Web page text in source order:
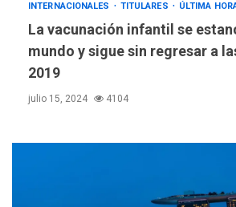
INTERNACIONALES TITULARES ÚLTIMA
La vacunación infantil se
mundo y sigue sin regresar a
2019
julio 15, 2024 4104